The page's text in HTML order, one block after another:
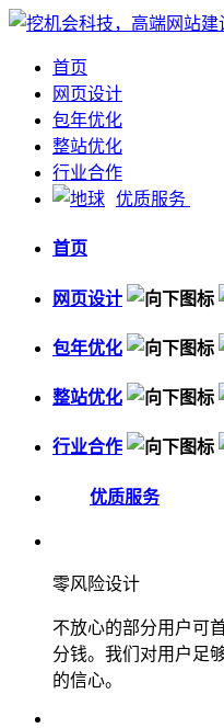
首页
网页设计
包年优化
整站优化
行业合作
优质服务
首页
网页设计
包年优化
整站优化
行业合作
优质服务
零风险设计
不放心的部分用户可
分钱。我们对用户足
的信心。